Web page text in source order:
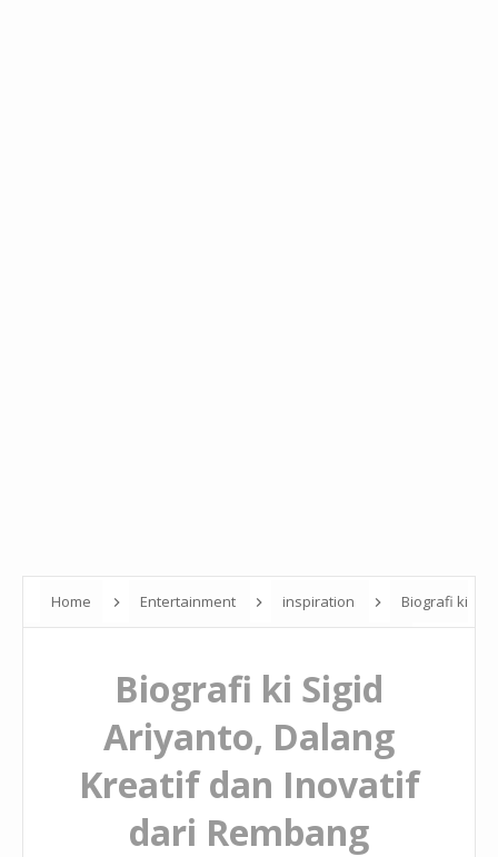
Home Entertainment inspiration Biografi ki
Biografi ki Sigid
Ariyanto, Dalang
Kreatif dan Inovatif
dari Rembang